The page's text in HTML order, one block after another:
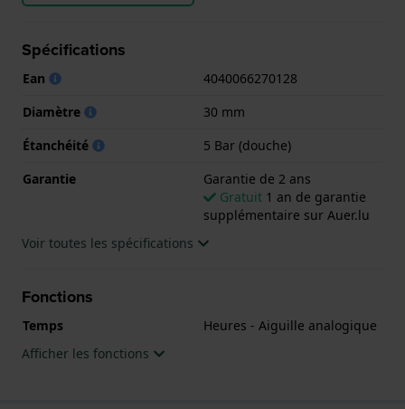
Spécifications
Ean
4040066270128
Diamètre
30 mm
Étanchéité
5 Bar (douche)
Garantie
Garantie de 2 ans
Gratuit 1 an de garantie
supplémentaire sur Auer.lu
Voir toutes les spécifications
Fonctions
Temps
Heures - Aiguille analogique
Afficher les fonctions